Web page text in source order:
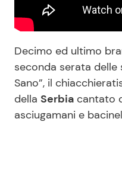
Decimo ed ultimo
seconda serata delle
Sano”, il
della Serbia cantato
asciugamani e